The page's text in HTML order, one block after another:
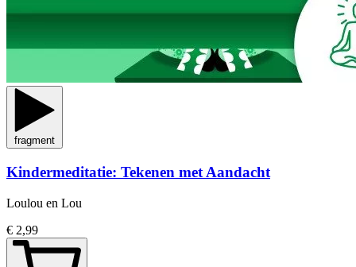
fragment
Kindermeditatie: Tekenen met Aandacht
Loulou en Lou
€ 2,99